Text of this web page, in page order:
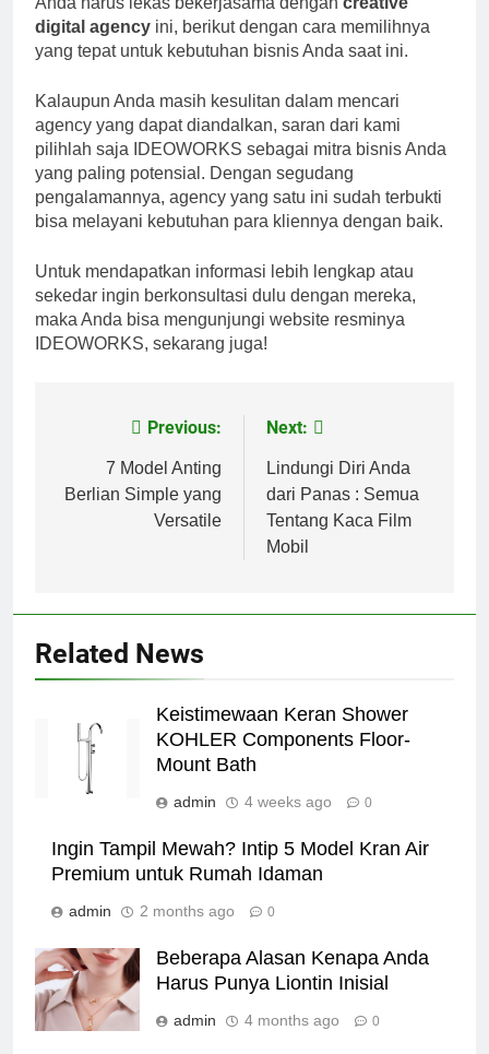
digital agency ini, berikut dengan cara memilihnya
yang tepat untuk kebutuhan bisnis Anda saat ini.
Kalaupun Anda masih kesulitan dalam mencari
agency yang dapat diandalkan, saran dari kami
pilihlah saja IDEOWORKS sebagai mitra bisnis Anda
yang paling potensial. Dengan segudang
pengalamannya, agency yang satu ini sudah terbukti
bisa melayani kebutuhan para kliennya dengan baik.
Untuk mendapatkan informasi lebih lengkap atau
sekedar ingin berkonsultasi dulu dengan mereka,
maka Anda bisa mengunjungi website resminya
IDEOWORKS, sekarang juga!
navigation
Previous:
7 Model Anting
Berlian Simple yang
Versatile
Next:
Lindungi Diri Anda
dari Panas : Semua
Tentang Kaca Film
Mobil
Related News
Keistimewaan Keran Shower
KOHLER Components Floor-
Mount Bath
admin 4 weeks ago 0
Ingin Tampil Mewah? Intip 5 Model Kran Air
Premium untuk Rumah Idaman
admin 2 months ago 0
Beberapa Alasan Kenapa Anda
Harus Punya Liontin Inisial
admin 4 months ago 0